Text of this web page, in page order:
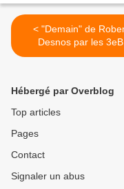
< "Demain" de Robert
Desnos par les 3eB
Hébergé par Overblog
Top articles
Pages
Contact
Signaler un abus